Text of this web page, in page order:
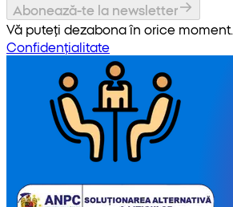
Abonează-te la newsletter
Vă puteți dezabona în orice moment.
Confidențialitate